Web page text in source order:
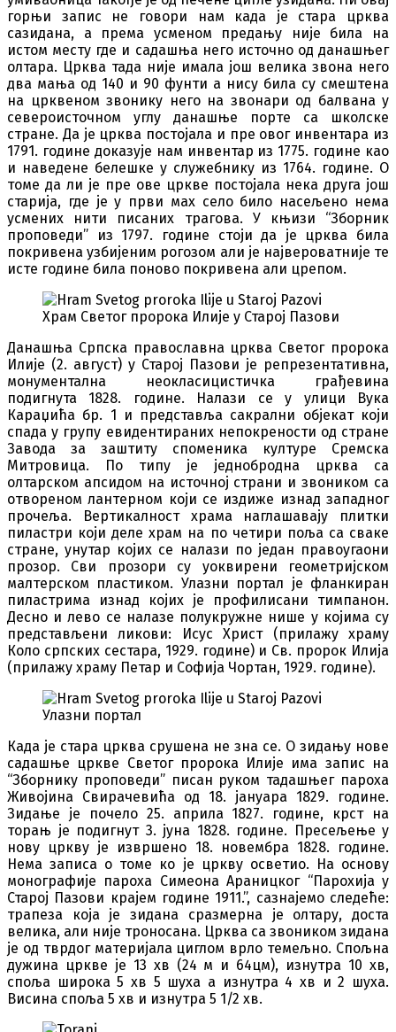
горњи запис не говори нам када је стара црква
сазидана, а према усменом предању није била на
истом месту где и садашња него источно од данашњег
олтара. Црква тада није имала још велика звона него
два мања од 140 и 90 фунти а нису била су смештена
на црквеном звонику него на звонари од балвана у
североисточном углу данашње порте са школске
стране. Да је црква постојала и пре овог инвентара из
1791. године доказује нам инвентар из 1775. године као
и наведене белешке у служебнику из 1764. године. О
томе да ли је пре ове цркве постојала нека друга још
старија, где је у први мах село било насељено нема
усмених нити писаних трагова. У књизи “Зборник
проповеди” из 1797. године стоји да је црква била
покривена узбијеним рогозом али је највероватније те
исте године била поново покривена али црепом.
Храм Светог пророка Илије у Старој Пазови
Данашња Српска православна црква Светог пророка
Илије (2. август) у Старој Пазови је репрезентативна,
монументална неокласицистичка грађевина
подигнута 1828. године. Налази се у улици Вука
Караџића бр. 1 и представља сакрални објекат који
спада у групу евидентираних непокрености од стране
Завода за заштиту споменика културе Сремска
Митровица. По типу је једнобродна црква са
олтарском апсидом на источној страни и звоником са
отвореном лантерном који се издиже изнад западног
прочеља. Вертикалност храма наглашавају плитки
пиластри који деле храм на по четири поља са сваке
стране, унутар којих се налази по један правоугаони
прозор. Сви прозори су уоквирени геометријском
малтерском пластиком. Улазни портал је фланкиран
пиластрима изнад којих је профилисани тимпанон.
Десно и лево се налазе полукружне нише у којима су
представљени ликови: Исус Христ (прилажу храму
Коло српских сестара, 1929. године) и Св. пророк Илија
(прилажу храму Петар и Софија Чортан, 1929. године).
Улазни портал
Када је стара црква срушена не зна се. О зидању нове
садашње цркве Светог пророка Илије има запис на
“Зборнику проповеди” писан руком тадашњег пароха
Живојина Свирачевића од 18. јануара 1829. године.
Зидање је почело 25. априла 1827. године, крст на
торањ је подигнут 3. јуна 1828. године. Пресељење у
нову цркву је извршено 18. новембра 1828. године.
Нема записа о томе ко је цркву осветио. На основу
монографије пароха Симеона Араницког “Парохија у
Старој Пазови крајем године 1911.”, сазнајемо следеће:
трапеза која је зидана сразмерна је олтару, доста
велика, али није троносана. Црква са звоником зидана
је од тврдог материјала циглом врло темељно. Спољна
дужина цркве је 13 хв (24 м и 64цм), изнутра 10 хв,
споља широка 5 хв 5 шуха а изнутра 4 хв и 2 шуха.
Висина споља 5 хв и изнутра 5 1/2 хв.